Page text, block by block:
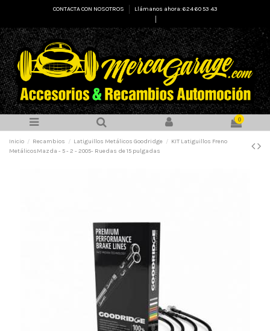
CONTACTA CON NOSOTROS
Llámanos ahora: 624 60 53 43
0
Inicio Recambios Latiguillos Metálicos Goodridge
KIT Latiguillos Freno
MetálicosMazda - 5 - 2 - 2005- Ruedas de 15 pulgadas